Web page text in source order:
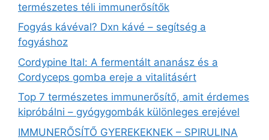
természetes téli immunerősítők
Fogyás kávéval? Dxn kávé – segítség a
fogyáshoz
Cordypine Ital: A fermentált ananász és a
Cordyceps gomba ereje a vitalitásért
Top 7 természetes immunerősítő, amit érdemes
kipróbálni – gyógygombák különleges erejével
IMMUNERŐSÍTŐ GYEREKEKNEK – SPIRULINA